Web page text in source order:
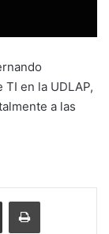
en la UDLAP,
a las
Share via Email Print